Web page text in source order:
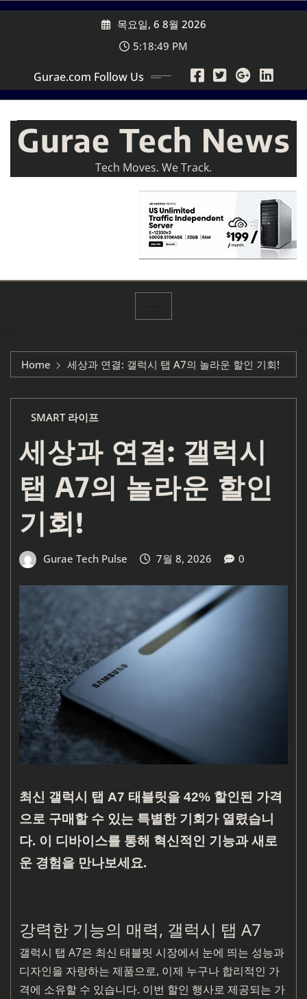
Skip
목요일, 6 8월 2026
5:18:51 PM
Gurae.com Follow Us
Gurae Tech News
Tech Moves. We Track.
Home 세상과 연결: 갤럭시 탭 A7의 놀라운 할인 기회!
SMART 라이프
세상과 연결: 갤럭시
탭 A7의 놀라운 할인
기회!
Gurae Tech Pulse 7월 8, 2026 0
최신 갤럭시 탭 A7 태블릿을 42% 할인된 가격
으로 구매할 수 있는 특별한 기회가 열렸습니
다. 이 디바이스를 통해 혁신적인 기능과 새로
운 경험을 만나보세요.
강력한 기능의 매력, 갤럭시 탭 A7
갤럭시 탭 A7은 최신 태블릿 시장에서 눈에 띄는 성능과
디자인을 자랑하는 제품으로, 이제 누구나 합리적인 가
격에 소유할 수 있습니다. 이번 할인 행사로 제공되는 가